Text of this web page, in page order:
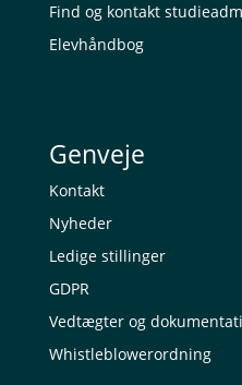
Find og kontakt
Elevhåndbog
Genveje
Kontakt
Nyheder
Ledige stillinger
GDPR
Vedtægter og
Whistleblowerordning